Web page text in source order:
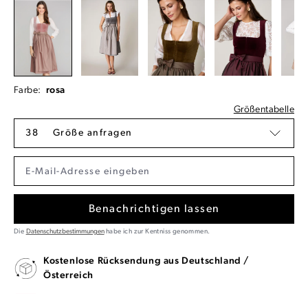
Farbe: rosa
Größentabelle
38 Größe anfragen
Benachrichtigen lassen
Die Datenschutzbestimmungenhabe ich zur Kentniss genommen.
Kostenlose Rücksendung aus Deutschland /
Österreich